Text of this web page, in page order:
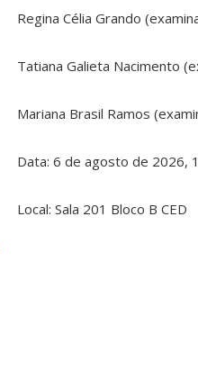
Regina Célia Grando
Tatiana Galieta Nacimento
Mariana Brasil Ramos
Data: 6 de agosto de 2026,
Local: Sala 201 Bloco B CED